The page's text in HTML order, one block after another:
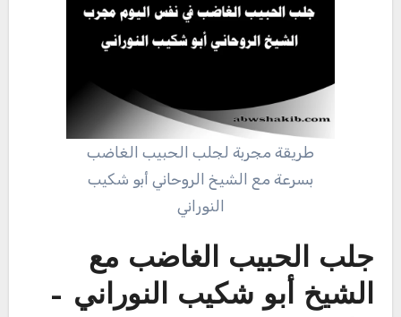
طريقة مجربة لجلب الحبيب الغاضب
بسرعة مع الشيخ الروحاني أبو شكيب
النوراني
جلب الحبيب الغاضب مع
الشيخ أبو شكيب النوراني –